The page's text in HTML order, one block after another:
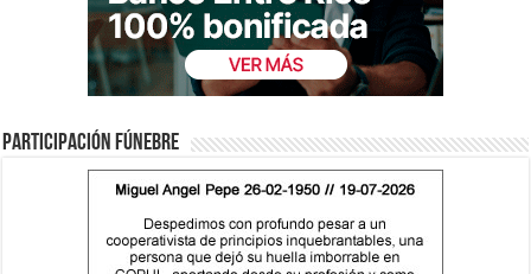
Participación fúnebre